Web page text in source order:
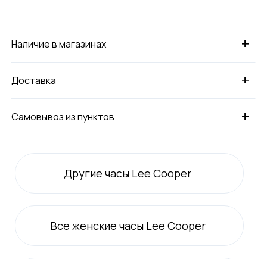
+
Наличие в магазинах
+
Доставка
+
Самовывоз из пунктов
Другие часы Lee Cooper
Все женские часы Lee Cooper